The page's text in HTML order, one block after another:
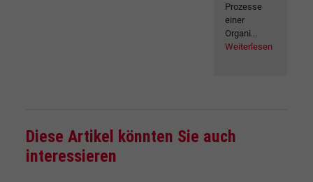
Prozesse
einer
Organi...
Weiterlesen
Diese Artikel könnten Sie auch
interessieren